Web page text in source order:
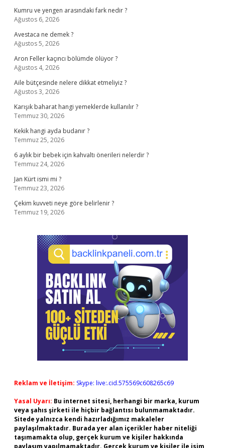
Kumru ve yengen arasındaki fark nedir ?
Ağustos 6, 2026
Avestaca ne demek ?
Ağustos 5, 2026
Aron Feller kaçıncı bölümde ölüyor ?
Ağustos 4, 2026
Aile bütçesinde nelere dikkat etmeliyiz ?
Ağustos 3, 2026
Karışık baharat hangi yemeklerde kullanılır ?
Temmuz 30, 2026
Kekik hangi ayda budanır ?
Temmuz 25, 2026
6 aylık bir bebek için kahvaltı önerileri nelerdir ?
Temmuz 24, 2026
Jan Kürt ismi mi ?
Temmuz 23, 2026
Çekim kuvveti neye göre belirlenir ?
Temmuz 19, 2026
Reklam ve İletişim: Skype: live:.cid.575569c608265c69
Yasal Uyarı: Bu internet sitesi, herhangi bir marka, kurum
veya şahıs şirketi ile hiçbir bağlantısı bulunmamaktadır.
Sitede yalnızca kendi hazırladığımız makaleler
paylaşılmaktadır. Burada yer alan içerikler haber niteliği
taşımamakta olup, gerçek kurum ve kişiler hakkında
paylaşım yapılmamaktadır. Gerçek kurum ve kişiler ile isim